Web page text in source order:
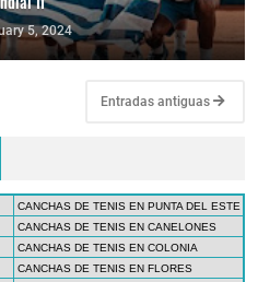
5, 2024
Entradas antiguas
CANCHAS DE TENIS EN PUNTA DEL ESTE
CANCHAS DE TENIS EN CANELONES
CANCHAS DE TENIS EN COLONIA
CANCHAS DE TENIS EN FLORES